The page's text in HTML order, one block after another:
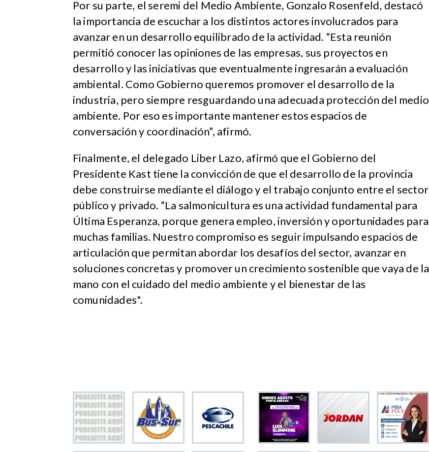
Por su parte, el seremi del Medio Ambiente, Gonzalo Rosenfeld, destacó
la importancia de escuchar a los distintos actores involucrados para
avanzar en un desarrollo equilibrado de la actividad. “Esta reunión
permitió conocer las opiniones de las empresas, sus proyectos en
desarrollo y las iniciativas que eventualmente ingresarán a evaluación
ambiental. Como Gobierno queremos promover el desarrollo de la
industria, pero siempre resguardando una adecuada protección del medio
ambiente. Por eso es importante mantener estos espacios de
conversación y coordinación”, afirmó.
Finalmente, el delegado Liber Lazo, afirmó que el Gobierno del
Presidente Kast tiene la convicción de que el desarrollo de la provincia
debe construirse mediante el diálogo y el trabajo conjunto entre el sector
público y privado. “La salmonicultura es una actividad fundamental para
Última Esperanza, porque genera empleo, inversión y oportunidades para
muchas familias. Nuestro compromiso es seguir impulsando espacios de
articulación que permitan abordar los desafíos del sector, avanzar en
soluciones concretas y promover un crecimiento sostenible que vaya de la
mano con el cuidado del medio ambiente y el bienestar de las
comunidades".